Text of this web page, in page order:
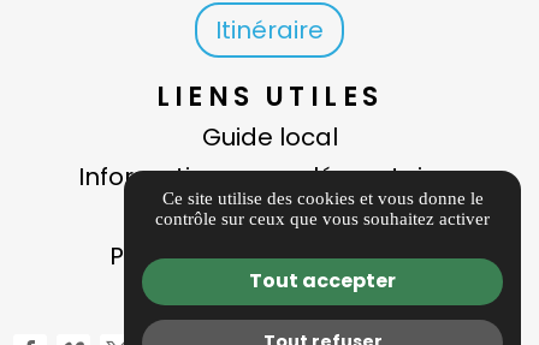
Itinéraire
LIENS UTILES
Guide local
Informations complémentaires
Mentions légales
Politique de confidentialité
Gestion des cookies
Ce site utilise des cookies et vous donne le
contrôle sur ceux que vous souhaitez activer
Tout accepter